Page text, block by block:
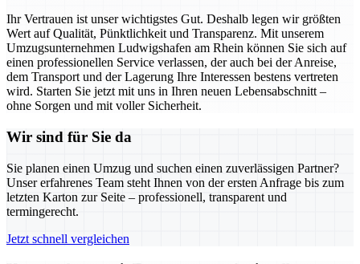
Ihr Vertrauen ist unser wichtigstes Gut. Deshalb legen wir größten
Wert auf Qualität, Pünktlichkeit und Transparenz. Mit unserem
Umzugsunternehmen Ludwigshafen am Rhein können Sie sich auf
einen professionellen Service verlassen, der auch bei der Anreise,
dem Transport und der Lagerung Ihre Interessen bestens vertreten
wird. Starten Sie jetzt mit uns in Ihren neuen Lebensabschnitt –
ohne Sorgen und mit voller Sicherheit.
Wir sind für Sie da
Sie planen einen Umzug und suchen einen zuverlässigen Partner?
Unser erfahrenes Team steht Ihnen von der ersten Anfrage bis zum
letzten Karton zur Seite – professionell, transparent und
termingerecht.
Jetzt schnell vergleichen